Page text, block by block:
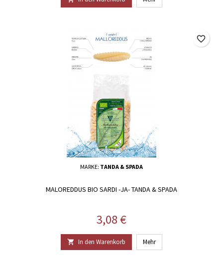
MARKE: TANDA & SPADA
MALOREDDUS BIO SARDI -JA- TANDA & SPADA
Preis
3,08 €
 In den Warenkorb Mehr
favorite_border